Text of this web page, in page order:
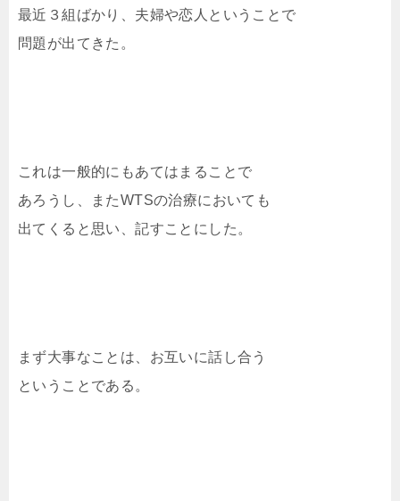
最近３組ばかり、夫婦や恋人ということで
問題が出てきた。
これは一般的にもあてはまることで
あろうし、またWTSの治療においても
出てくると思い、記すことにした。
まず大事なことは、お互いに話し合う
ということである。